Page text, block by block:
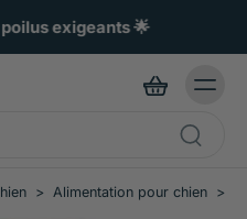
exigeants 🌟
> Alimentation pour chien >